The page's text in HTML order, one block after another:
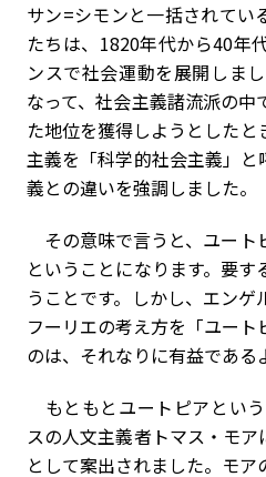
サン=シモンと一括されてい
たちは、1820年代から40年
ンスで社会運動を展開しま
なって、社会主義諸流派の
た地位を獲得しようとした
主義を「科学的社会主義」
義との違いを強調しました。
その意味で言うと、ユート
ということになります。要
うことです。しかし、エンゲ
フーリエの考え方を「ユー
のは、それなりに有益である
もともとユートピアとい
スの人文主義者トマス・モ
として案出されました。モ